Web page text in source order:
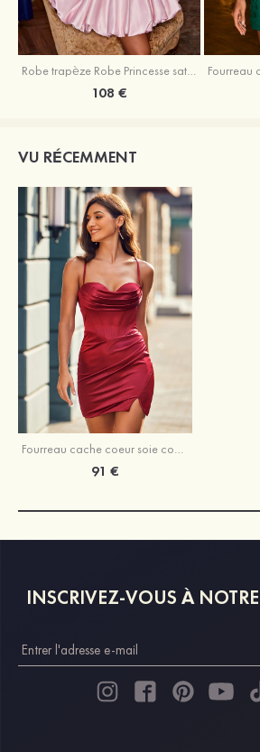
Robe trapèze Robe Princesse satin sans manches courte/mini robe de fête de la rentrée
108 €
VU RÉCEMMENT
Fourreau cache coeur soie comme du satin courte/mini robe de fête de la rentrée
91 €
INSCRIVEZ-VOUS À